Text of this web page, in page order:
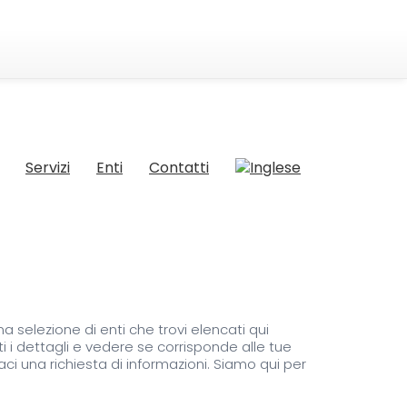
Servizi Enti Contatti
selezione di enti che trovi elencati qui
i dettagli e vedere se corrisponde alle tue
una richiesta di informazioni. Siamo qui per